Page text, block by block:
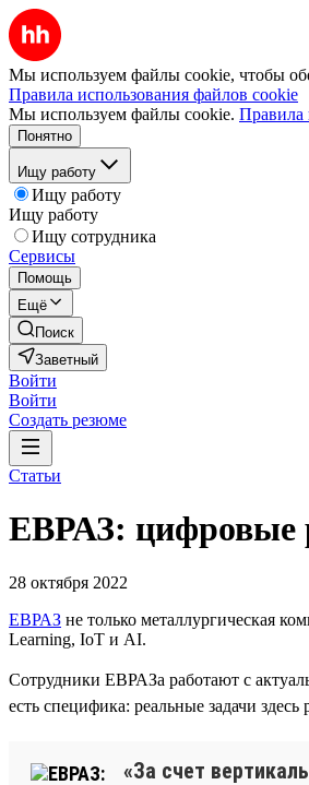
Мы используем файлы cookie, чтобы
Правила использования файлов cookie
Мы используем файлы cookie. Правила
Понятно
Ищу работу
Ищу работу
Ищу работу
Ищу сотрудника
Сервисы
Помощь
Ещё
Поиск
Заветный
Войти
Войти
Создать резюме
Статьи
ЕВРАЗ: цифровые
28 октября 2022
ЕВРАЗ не только металлургическая
Learning, IoT и AI.
Сотрудники ЕВРАЗа работают с
есть специфика: реальные задачи
«За счет